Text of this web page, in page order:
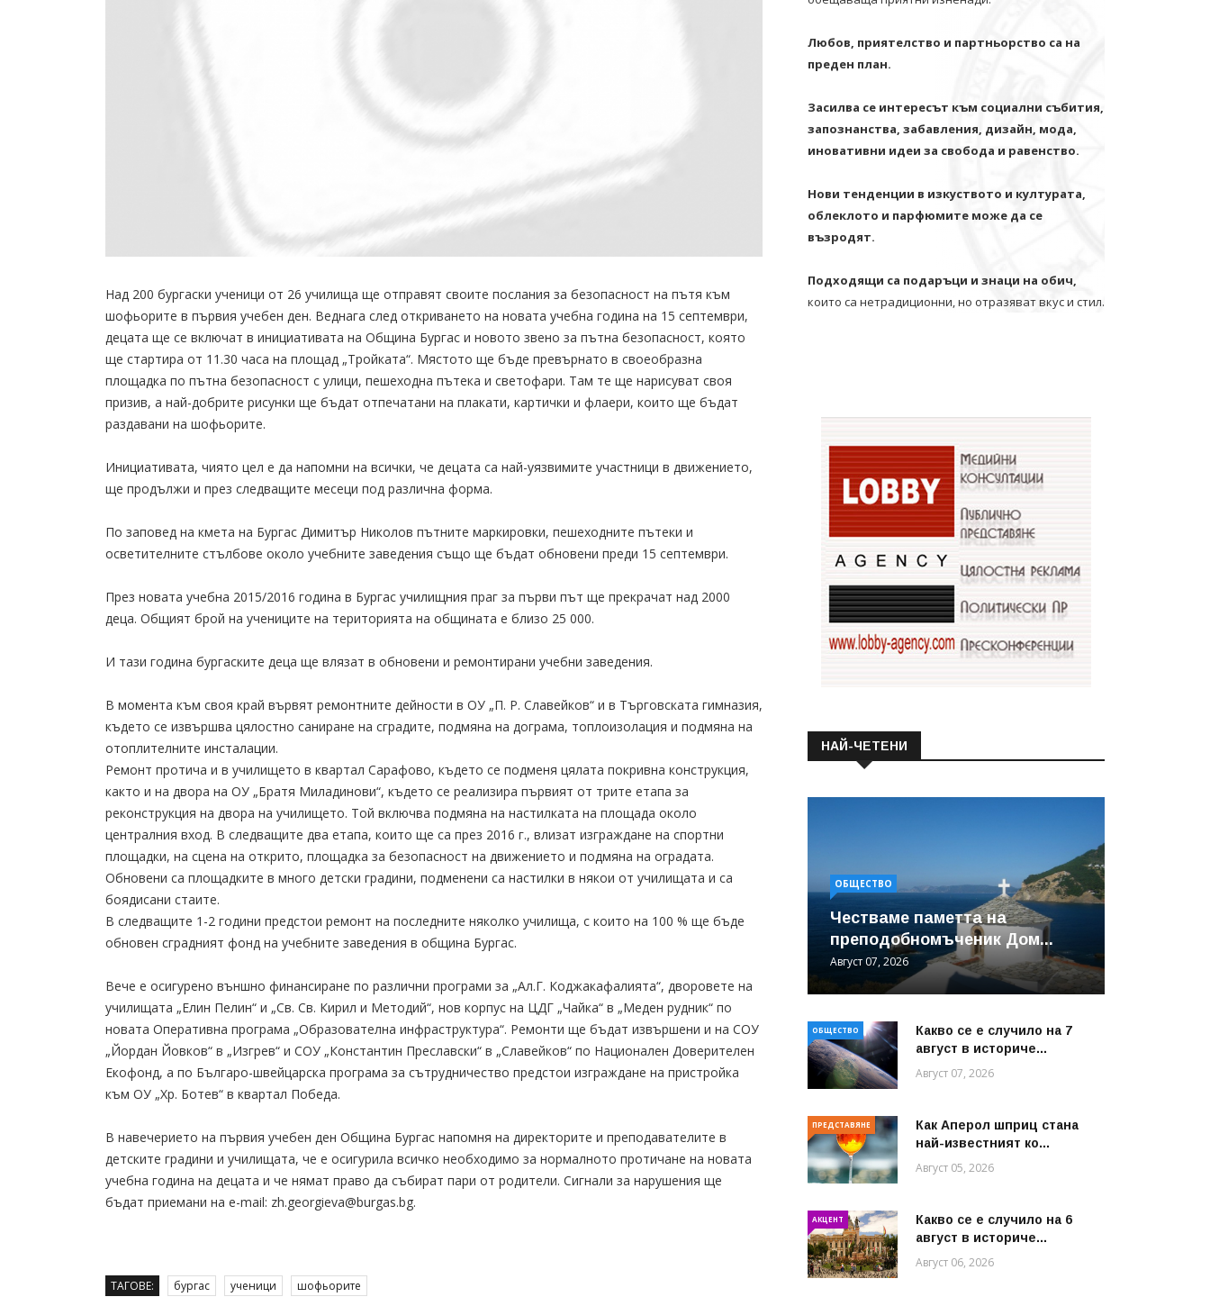
Над 200 бургаски ученици от 26 училища ще отправят своите послания за безопасност на пътя към
шофьорите в първия учебен ден. Веднага след откриването на новата учебна година на 15 септември,
децата ще се включат в инициативата на Община Бургас и новото звено за пътна безопасност, която
ще стартира от 11.30 часа на площад „Тройката“. Мястото ще бъде превърнато в своеобразна
площадка по пътна безопасност с улици, пешеходна пътека и светофари. Там те ще нарисуват своя
призив, а най-добрите рисунки ще бъдат отпечатани на плакати, картички и флаери, които ще бъдат
раздавани на шофьорите.
Инициативата, чиято цел е да напомни на всички, че децата са най-уязвимите участници в движението,
ще продължи и през следващите месеци под различна форма.
По заповед на кмета на Бургас Димитър Николов пътните маркировки, пешеходните пътеки и
осветителните стълбове около учебните заведения също ще бъдат обновени преди 15 септември.
През новата учебна 2015/2016 година в Бургас училищния праг за първи път ще прекрачат над 2000
деца. Общият брой на учениците на територията на общината е близо 25 000.
И тази година бургаските деца ще влязат в обновени и ремонтирани учебни заведения.
В момента към своя край вървят ремонтните дейности в ОУ „П. Р. Славейков“ и в Търговската гимназия,
където се извършва цялостно саниране на сградите, подмяна на дограма, топлоизолация и подмяна на
отоплителните инсталации.
Ремонт протича и в училището в квартал Сарафово, където се подменя цялата покривна конструкция,
както и на двора на ОУ „Братя Миладинови“, където се реализира първият от трите етапа за
реконструкция на двора на училището. Той включва подмяна на настилката на площада около
централния вход. В следващите два етапа, които ще са през 2016 г., влизат изграждане на спортни
площадки, на сцена на открито, площадка за безопасност на движението и подмяна на оградата.
Обновени са площадките в много детски градини, подменени са настилки в някои от училищата и са
боядисани стаите.
В следващите 1-2 години предстои ремонт на последните няколко училища, с които на 100 % ще бъде
обновен сградният фонд на учебните заведения в община Бургас.
Вече е осигурено външно финансиране по различни програми за „Ал.Г. Коджакафалията“, дворовете на
училищата „Елин Пелин“ и „Св. Св. Кирил и Методий“, нов корпус на ЦДГ „Чайка“ в „Меден рудник“ по
новата Оперативна програма „Образователна инфраструктура“. Ремонти ще бъдат извършени и на СОУ
„Йордан Йовков“ в „Изгрев“ и СОУ „Константин Преславски“ в „Славейков“ по Национален Доверителен
Екофонд, а по Българо-швейцарска програма за сътрудничество предстои изграждане на пристройка
към ОУ „Хр. Ботев“ в квартал Победа.
В навечерието на първия учебен ден Община Бургас напомня на директорите и преподавателите в
детските градини и училищата, че е осигурила всичко необходимо за нормалното протичане на новата
учебна година на децата и че нямат право да събират пари от родители. Сигнали за нарушения ще
бъдат приемани на e-mail: zh.georgieva@burgas.bg.
ТАГОВЕ: бургас ученици шофьорите
Любов, приятелство и партньорство са на
преден план.
Засилва се интересът към социални събития,
запознанства, забавления, дизайн, мода,
иновативни идеи за свобода и равенство.
Нови тенденции в изкуството и културата,
облеклото и парфюмите може да се
възродят.
Подходящи са подаръци и знаци на обич,
които са нетрадиционни, но отразяват вкус и стил.
НАЙ-ЧЕТЕНИ
ОБЩЕСТВО
Честваме паметта на
преподобномъченик Дом...
Август 07, 2026
ОБЩЕСТВО
Какво се е случило на 7
август в историче...
Август 07, 2026
ПРЕДСТАВЯНЕ
Как Аперол шприц стана
най-известният ко...
Август 05, 2026
АКЦЕНТ
Какво се е случило на 6
август в историче...
Август 06, 2026